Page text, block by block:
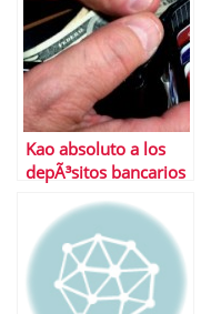
Kao absoluto a los
depÃ³sitos bancarios